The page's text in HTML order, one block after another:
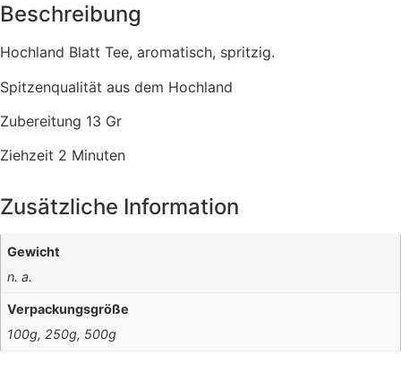
Beschreibung
Hochland Blatt Tee, aromatisch, spritzig.
Spitzenqualität aus dem Hochland
Zubereitung 13 Gr
Ziehzeit 2 Minuten
Zusätzliche Information
Gewicht
n. a.
Verpackungsgröße
100g, 250g, 500g